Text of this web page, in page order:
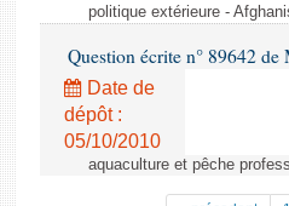
politique extérieure -
Question écrite n° 89642
Date de
dépôt :
05/10/2010
aquaculture et pêche